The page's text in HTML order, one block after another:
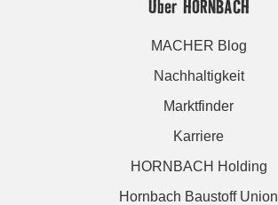
Über HORNBACH
MACHER Blog
Nachhaltigkeit
Marktfinder
Karriere
HORNBACH Holding
Hornbach Baustoff Union